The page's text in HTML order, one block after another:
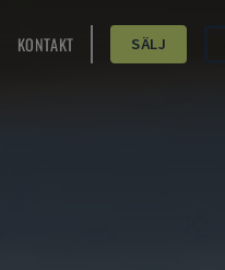
KONTAKT SÄLJ